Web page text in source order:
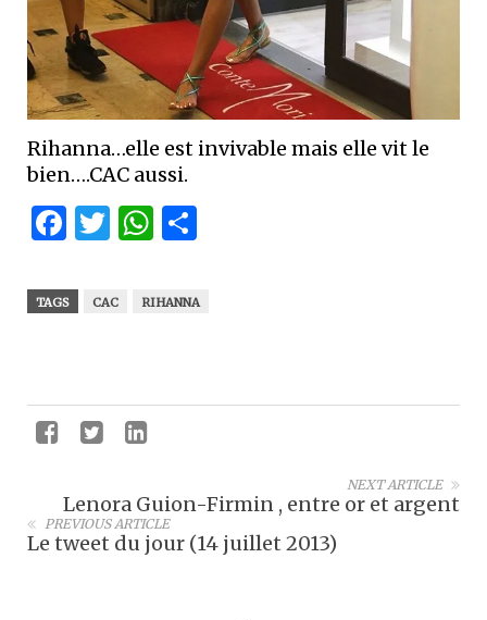
Rihanna…elle est invivable mais elle vit le
bien….CAC aussi.
Facebook
Twitter
WhatsApp
TAGS CAC RIHANNA
NEXT ARTICLE
Lenora Guion-Firmin , entre or et argent
PREVIOUS ARTICLE
Le tweet du jour (14 juillet 2013)